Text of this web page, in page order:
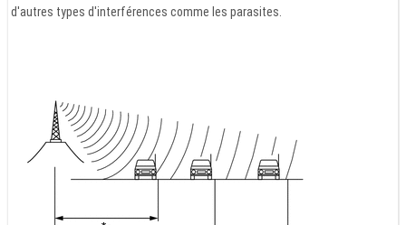
d'autres types d'interférences comme les parasites.